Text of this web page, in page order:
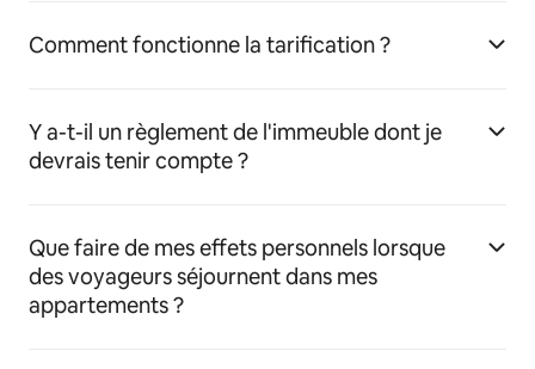
Comment fonctionne la tarification ?
Y a-t-il un règlement de l'immeuble dont je
devrais tenir compte ?
Que faire de mes effets personnels lorsque
des voyageurs séjournent dans mes
appartements ?